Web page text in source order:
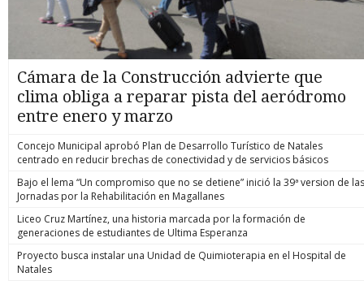
Cámara de la Construcción advierte que
clima obliga a reparar pista del aeródromo
entre enero y marzo
Concejo Municipal aprobó Plan de Desarrollo Turístico de Natales
centrado en reducir brechas de conectividad y de servicios básicos
Bajo el lema “Un compromiso que no se detiene” inició la 39ª version de las
Jornadas por la Rehabilitación en Magallanes
Liceo Cruz Martínez, una historia marcada por la formación de
generaciones de estudiantes de Ultima Esperanza
Proyecto busca instalar una Unidad de Quimioterapia en el Hospital de
Natales